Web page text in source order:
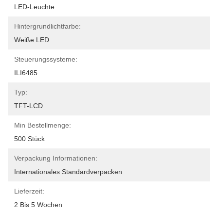
LED-Leuchte
Hintergrundlichtfarbe:
Weiße LED
Steuerungssysteme:
ILI6485
Typ:
TFT-LCD
Min Bestellmenge:
500 Stück
Verpackung Informationen:
Internationales Standardverpacken
Lieferzeit:
2 Bis 5 Wochen